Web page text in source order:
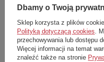
Kokhi w odcieniu
to doskonały przykład
Wykonana z dmuchanego szkła,
geometrycznym kształtem z
lekkości i elegancji.
Kluczowe cechy
Dbamy o Twoją
Sklep korzysta z plików
Polityką dotyczącą cookies.
przechowywania lub dostępu
Więcej informacji na temat
znaleźć także na stronie